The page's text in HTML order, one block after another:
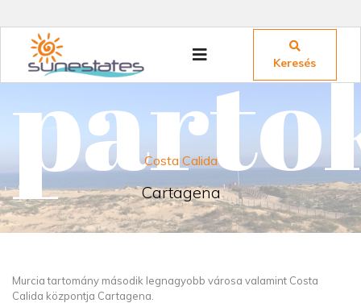
Keresés
Costa Calida
Cartagena
Murcia tartomány második legnagyobb városa valamint Costa
Calida központja Cartagena.